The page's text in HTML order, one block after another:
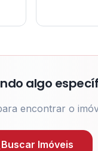
algo
encontrar o
Buscar Imóveis